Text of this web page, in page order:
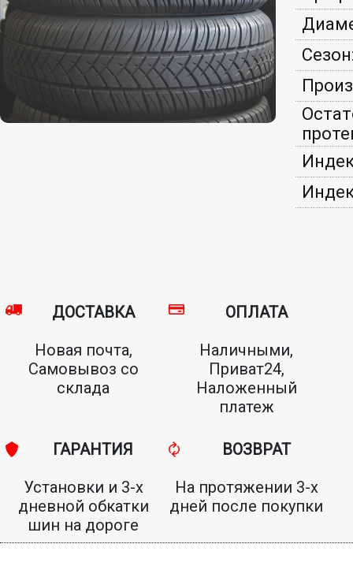
ДОСТАВКА
Новая почта,
Самовывоз со
склада
ОПЛАТА
Наличными,
Приват24,
Наложенный
платеж
ГАРАНТИЯ
Установки и 3-х
дневной обкатки
шин на дороге
ВОЗВРАТ
На протяжении 3-х
дней после покупки